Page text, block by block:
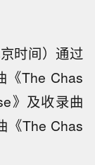
时间）通过
《The Chas
》及收录曲
《The Chas